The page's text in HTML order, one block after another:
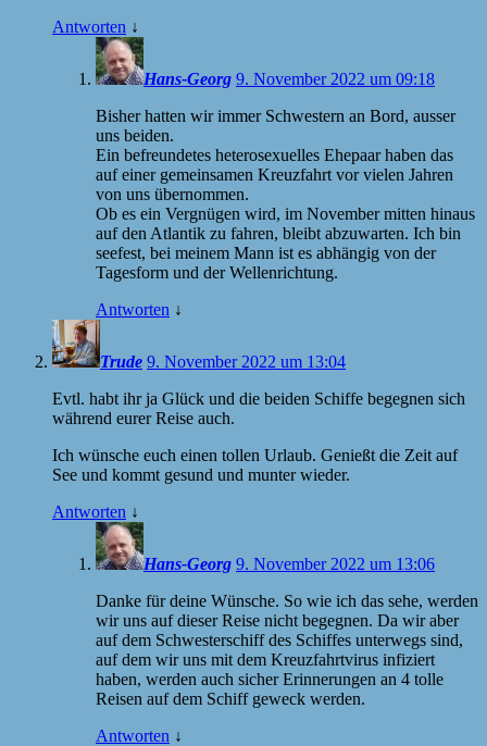
Antworten ↓
Hans-Georg 9. November 2022 um 09:18
Bisher hatten wir immer Schwestern an Bord, ausser
uns beiden.
Ein befreundetes heterosexuelles Ehepaar haben das
auf einer gemeinsamen Kreuzfahrt vor vielen Jahren
von uns übernommen.
Ob es ein Vergnügen wird, im November mitten hinaus
auf den Atlantik zu fahren, bleibt abzuwarten. Ich bin
seefest, bei meinem Mann ist es abhängig von der
Tagesform und der Wellenrichtung.
Antworten ↓
Trude 9. November 2022 um 13:04
Evtl. habt ihr ja Glück und die beiden Schiffe begegnen sich
während eurer Reise auch.
Ich wünsche euch einen tollen Urlaub. Genießt die Zeit auf
See und kommt gesund und munter wieder.
Antworten ↓
Hans-Georg 9. November 2022 um 13:06
Danke für deine Wünsche. So wie ich das sehe, werden
wir uns auf dieser Reise nicht begegnen. Da wir aber
auf dem Schwesterschiff des Schiffes unterwegs sind,
auf dem wir uns mit dem Kreuzfahrtvirus infiziert
haben, werden auch sicher Erinnerungen an 4 tolle
Reisen auf dem Schiff geweck werden.
Antworten ↓